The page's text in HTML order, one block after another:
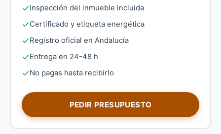
Inspección del inmueble incluida
Certificado y etiqueta energética
Registro oficial en Andalucía
Entrega en 24-48 h
No pagas hasta recibirlo
PEDIR PRESUPUESTO